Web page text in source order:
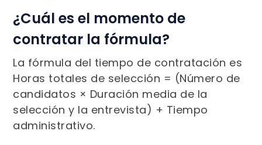
¿Cuál es el momento de
contratar la fórmula?
La fórmula del tiempo de contratación es
Horas totales de selección = (Número de
candidatos × Duración media de la
selección y la entrevista) + Tiempo
administrativo.